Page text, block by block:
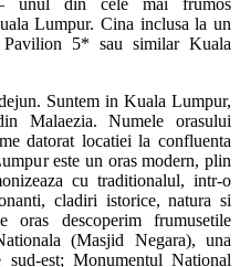
– unul din cele mai frumos
Lumpur. Cina inclusa la un
5* sau similar Kuala
Suntem in Kuala Lumpur,
Malaezia. Numele orasului
datorat locatiei la confluenta
este un oras modern, plin
cu traditionalul, intr-o
cladiri istorice, natura si
oras descoperim frumusetile
(Masjid Negara), una
est; Monumentul National